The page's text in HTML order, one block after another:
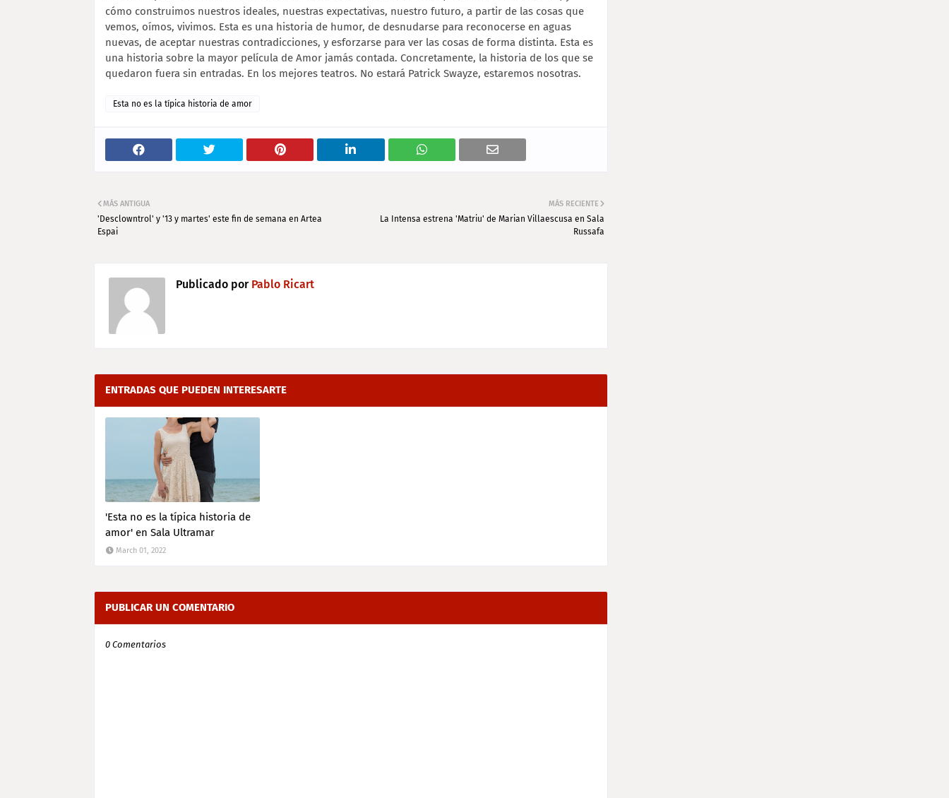
cómo construimos nuestros ideales, nuestras expectativas, nuestro futuro, a partir de las cosas que
vemos, oímos, vivimos. Esta es una historia de humor, de desnudarse para reconocerse en aguas
nuevas, de aceptar nuestras contradicciones, y esforzarse para ver las cosas de forma distinta. Esta es
una historia sobre la mayor película de Amor jamás contada. Concretamente, la historia de los que se
quedaron fuera sin entradas. En los mejores teatros. No estará Patrick Swayze, estaremos nosotras.
Esta no es la típica historia de amor
MÁS RECIENTE
La Intensa estrena 'Matriu' de Marian Villaescusa en Sala
Russafa
MÁS ANTIGUA
'Desclowntrol' y '13 y martes' este fin de semana en Artea
Espai
Publicado porPablo Ricart
ENTRADAS QUE PUEDEN INTERESARTE
'Esta no es la típica historia de
amor' en Sala Ultramar
March 01, 2022
PUBLICAR UN COMENTARIO
0 Comentarios